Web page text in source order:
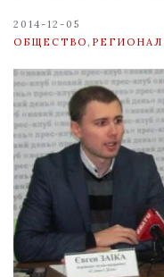
2014-12-05
ОБЩЕСТВО